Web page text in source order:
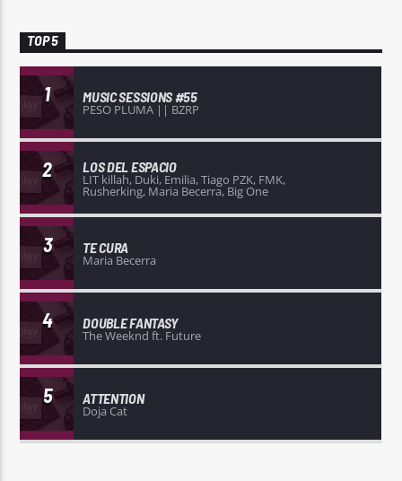
TOP 5
1 MUSIC SESSIONS #55
PESO PLUMA || BZRP
2 LOS DEL ESPACIO
LIT killah, Duki, Emilia, Tiago PZK, FMK,
Rusherking, Maria Becerra, Big One
3 TE CURA
Maria Becerra
4 DOUBLE FANTASY
The Weeknd ft. Future
5 ATTENTION
Doja Cat